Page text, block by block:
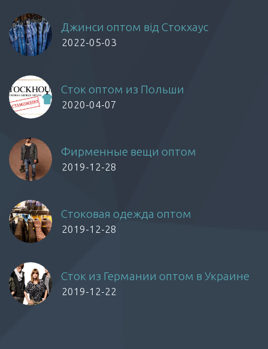
Джинси оптом від Стокхаус
2022-05-03
Сток оптом из Польши
2020-04-07
Фирменные вещи оптом
2019-12-28
Стоковая одежда оптом
2019-12-28
Сток из Германии оптом в Украине
2019-12-22